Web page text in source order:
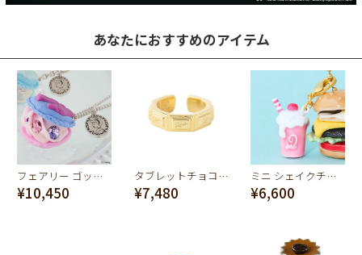
あなたにおすすめのアイテム
フェアリー ゴッドマザー マカロン ネックレス【ディズニー アクセサリー】
¥10,450
タブレットチョコレート イヤーカフ(ゴールド)
¥7,480
ミニ シェイクチャーム(ストロベリー)
¥6,600